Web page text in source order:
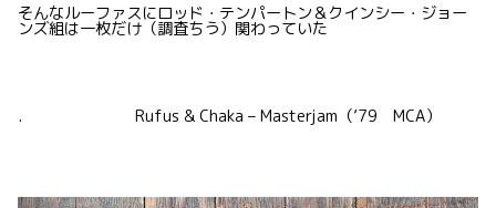
そんなルーファスにロッド・テンパートン＆クインシー・ジョー
ンズ組は一枚だけ（調査ちう）関わっていた
. Rufus & Chaka – Masterjam（’79 MCA）